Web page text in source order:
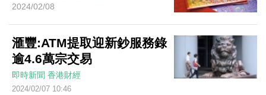
2024/02/08
滙豐:ATM提取迎新鈔服務錄
逾4.6萬宗交易
即時新聞 香港財經
2024/02/07 10:46